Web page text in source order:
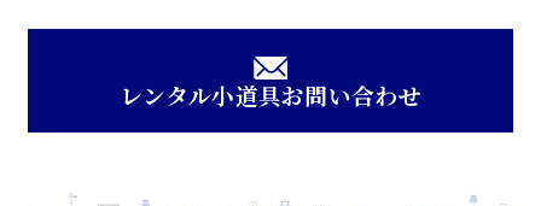
レンタル小道具お問い合わせ